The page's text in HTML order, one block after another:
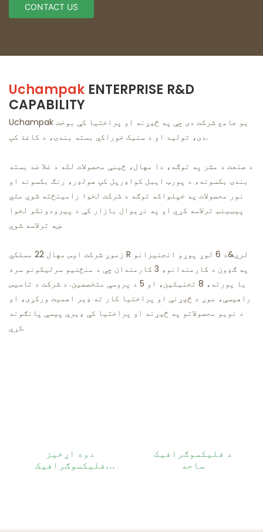
CONTACT US
Uchampak ENTERPRISE R&D
CAPABILITY
Uchampak یو جامع شرکت دی چې په څیړنه او پراختیا کې بوخت
دی، تولید او د سنیک خوراکي بسته بندۍ، د کاغذ کپ.
د صنعت د مشر په توګه، دا مهال، ځینې محصولات لکه د غلا ضد بسته
بندۍ بکسونه، د پورټ ایبل کواډرپل کپ هولډر، رنګ بکسونه او
نور محصولات په خپلواکه توګه د شرکت لخوا رامینځته شوي ملي
پیټینټ ترلاسه کړي او په نړیوال بازار کې د پیرودونکو لخوا
ښه ترلاسه شوي.
زموږ شرکت اوس مهال 22 مسلکي R لري&د 6 لوړ پوړو انجنیرانو
په ګډون د کارمندانو، 3 کارمندان چې د منځنیو سرلیکونو سره
یا پورته، 8 تخنیکین، او 5 د پروسې متخصصین. د شرکت د تاسیس
راهیسې، موږ د څیړنې او پراختیا کار ته ډیر اهمیت ورکړی، او
د نویو محصولاتو په څیړنه او پراختیا کې ډیرې پیسې پانګونه
کړې.
دوه اړخیز
فلیکسوګرافیک
د فلیکسوګرافیک
ساحه